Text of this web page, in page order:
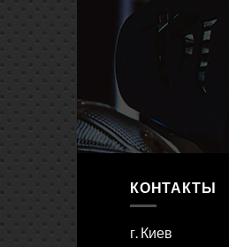
КОНТАКТЫ
г. Киев